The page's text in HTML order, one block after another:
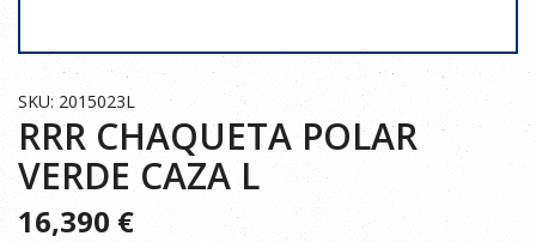
SKU: 2015023L
RRR CHAQUETA POLAR
VERDE CAZA L
16,390 €